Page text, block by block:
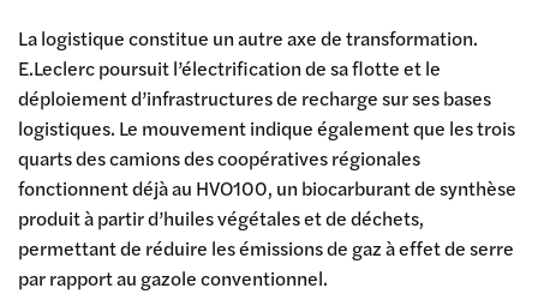
La logistique constitue un autre axe de transformation.
E.Leclerc poursuit l’électrification de sa flotte et le
déploiement d’infrastructures de recharge sur ses bases
logistiques. Le mouvement indique également que les trois
quarts des camions des coopératives régionales
fonctionnent déjà au HVO100, un biocarburant de synthèse
produit à partir d’huiles végétales et de déchets,
permettant de réduire les émissions de gaz à effet de serre
par rapport au gazole conventionnel.